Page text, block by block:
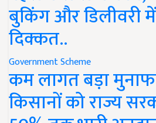
बुकिंग और
दिक्कत..
Government Scheme
कम लागत बड़ा
किसानों को राज्य